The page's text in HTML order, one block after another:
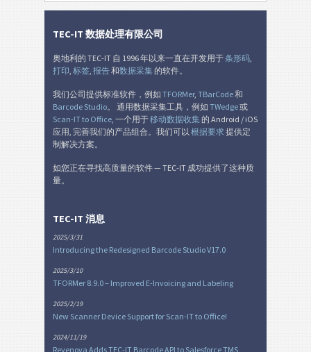
TEC-IT 数据处理有限公司
奥地利的 TEC-IT 自 1996 年以来一直在开发用于条形码
打印 标签 报告和数据采集的软件。
我们公司提供标准软件，例如 TFORMer, TBarCode和
Barcode Studio。 通用数据采集工具，例如 TWedge或
Scan-IT to Office , 一个用于移动数据收集的 Android / iOS
应用, 完善我们的产品组合。我们可以 根据要求 提供定
制解决方案。
如您正在寻找高质量的软件 — TEC-IT 成功提供了这种质
量。
TEC-IT 消息
2025/3/31
Introducing the Redesigned Barcode Studio V17.0
2025/3/10
TFORMer 8.9.0 – Improved E-Invoicing and Labeling
2025/2/19
New Scanner Device Support for Scan-IT to Office!
2024/11/19
Revenova Adds TEC-IT Barcode API to Salesforce TMS